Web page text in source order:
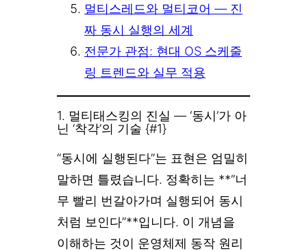
멀티스레드와 멀티코어 — 진
짜 동시 실행의 세계
전문가 관점: 현대 OS 스케줄
링 트렌드와 실무 적용
1. 멀티태스킹의 진실 — ‘동시’가 아
닌 ‘착각’의 기술 {#1}
“동시에 실행된다”는 표현은 엄밀히
말하면 틀렸습니다. 정확히는 **”너
무 빨리 번갈아가며 실행되어 동시
처럼 보인다”**입니다. 이 개념을
이해하는 것이 운영체제 동작 원리